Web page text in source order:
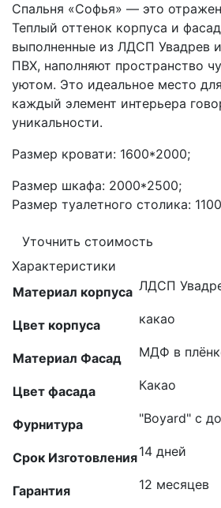
Спальня «Софья» — это
Теплый оттенок корпуса и
выполненные из ЛДСП Увадрев
ПВХ, наполняют пространство
уютом. Это идеальное место
каждый элемент интерьера
уникальности.
Размер кровати: 1600*2000;
Размер шкафа: 2000*2500;
Размер туалетного столика:
Уточнить стоимость
Характеристики
Материал корпуса ЛДСП
Цвет корпуса какао
Материал Фасад МДФ в
Цвет фасада Какао
Фурнитура "Boyard" с
Срок Изготовления14 дней
Гарантия 12 месяцев